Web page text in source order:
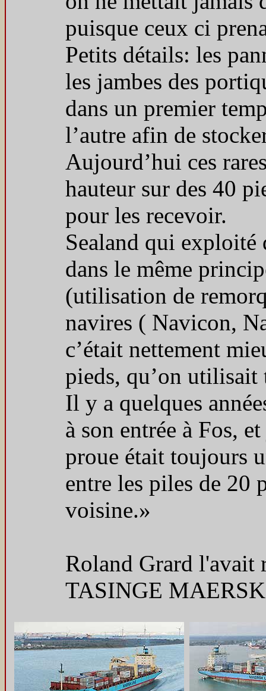
puisque ceux ci
Petits détails: les
les jambes des
dans un premier
l’autre afin de
Aujourd’hui ces
hauteur sur des 40
pour les recevoir.
Sealand qui exploité
dans le même
(utilisation de
navires ( Navicon,
c’était nettement
pieds, qu’on
Il y a quelques
à son entrée à Fos,
proue était toujours
entre les piles de 20
voisine.»
Roland Grard l'avait
TASINGE